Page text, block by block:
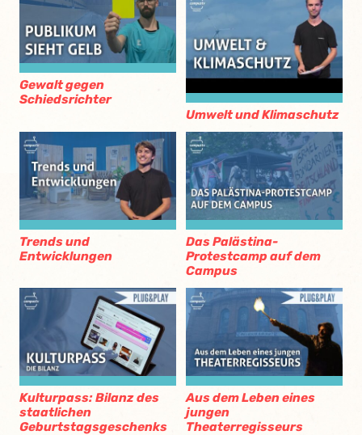
Gewalt gegen
Schiedsrichter
Umwelt und Klimaschutz
Trends und
Entwicklungen
Das Palästina-
Protestcamp auf dem
Campus
Kulturpass: Bilanz des
staatlichen
Geburtstagsgeschenks
Aus dem Leben eines
jungen
Theaterregisseurs